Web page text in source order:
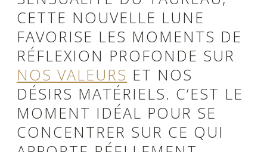
CETTE NOUVELLE LUNE
FAVORISE LES MOMENTS DE
RÉFLEXION PROFONDE SUR
NOS VALEURS ET NOS
DÉSIRS MATÉRIELS. C’EST LE
MOMENT IDÉAL POUR SE
CONCENTRER SUR CE QUI